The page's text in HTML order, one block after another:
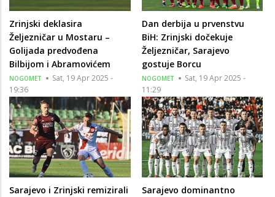
Zrinjski deklasira
Željezničar u Mostaru –
Golijada predvođena
Bilbijom i Abramovićem
NOGOMET
Sat, 19 Apr 2025 -
19:36
Dan derbija u prvenstvu
BiH: Zrinjski dočekuje
Željezničar, Sarajevo
gostuje Borcu
NOGOMET
Sat, 19 Apr 2025 -
11:29
Sarajevo i Zrinjski remizirali
Sarajevo dominantno